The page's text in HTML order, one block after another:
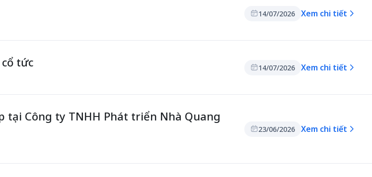
14/07/2026 Xem chi tiết
tức 14/07/2026 Xem chi tiết
tại Công ty TNHH Phát triển Nhà Quang
23/06/2026 Xem chi tiết